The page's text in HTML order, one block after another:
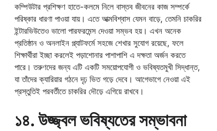
কম্পিউটার প্রশিক্ষণ হাতে-কলমে নিলে বাস্তব জীবনের কাজ সম্পর্কে
পরিষ্কার ধারণা পাওয়া যায়। এতে আত্মবিশ্বাস যেমন বাড়ে, তেমনি চাকরির
ইন্টারভিউতেও ভালো পারফরমেন্স দেওয়া সম্ভব হয়। এখন অনেক
প্রতিষ্ঠান ও অনলাইন প্ল্যাটফর্মে সহজে শেখার সুযোগ রয়েছে, ফলে
শিক্ষার্থীরা ইচ্ছা করলেই পড়াশোনার পাশাপাশি এ দক্ষতা অর্জন করতে
পারে। তরুণদের জন্য এটি একটি সময়োপযোগী ও ভবিষ্যতমুখী সিদ্ধান্ত,
যা তাঁদের ক্যারিয়ার গঠনে দৃঢ় ভিত গড়ে দেবে। আগেভাগে নেওয়া এই
প্রস্তুতিই পরবর্তীতে চাকরির দৌড়ে এগিয়ে রাখবে।
১৪. উজ্জ্বল ভবিষ্যতের সম্ভাবনা